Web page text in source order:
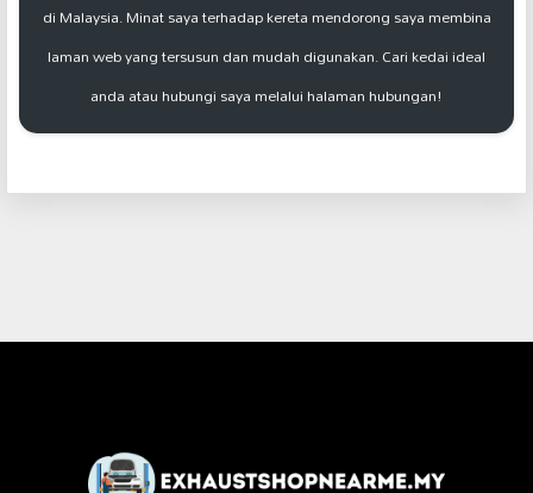
di Malaysia. Minat saya terhadap kereta mendorong saya membina
laman web yang tersusun dan mudah digunakan. Cari kedai ideal
anda atau hubungi saya melalui halaman hubungan!